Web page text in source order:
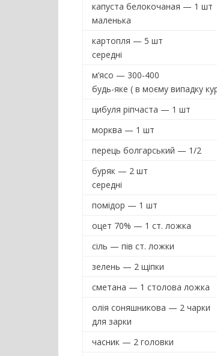
капуста белокочаная — 1 шт
маленька
картопля — 5 шт
середні
м’ясо — 300-400
будь-яке ( в моєму випадку
цибуля ріпчаста — 1 шт
морква — 1 шт
перець болгарський — 1/2
буряк — 2 шт
середні
помідор — 1 шт
оцет 70% — 1 ст. ложка
сіль — пів ст. ложки
зелень — 2 щіпки
сметана — 1 столова ложка
олія соняшникова — 2 чарки
для зарки
часник — 2 головки